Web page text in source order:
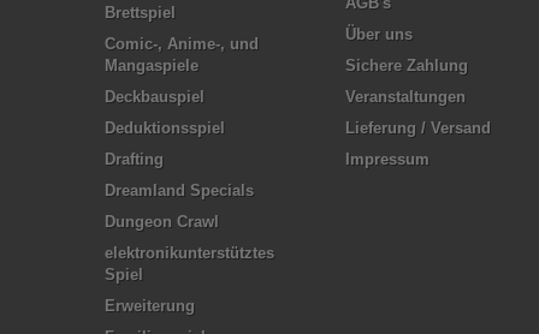
Brettspiel
Comic-, Anime-, und
Mangaspiele
Deckbauspiel
Deduktionsspiel
Drafting
Dreamland Specials
Dungeon Crawl
elektronikunterstütztes
Spiel
Erweiterung
Über uns
Sichere Zahlung
Veranstaltungen
Lieferung / Versand
Impressum